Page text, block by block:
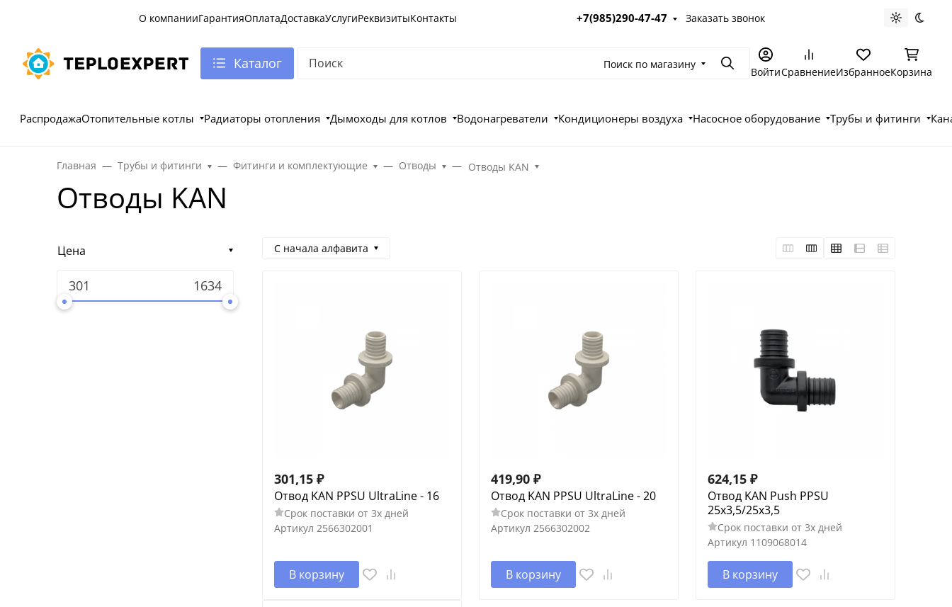
О компанииГарантияОплатаДоставкаУслугиРеквизитыКонтакты +7(985)290-47-47 Заказать звонок Светлая
Каталог Поиск по магазину ПоискВойтиСравнениеИзбранноеКорзина
РаспродажаОтопительные котлы Радиаторы отопления Дымоходы для котлов Водонагреватели Кондиционеры воздуха Насосное оборудование Трубы и фитинги
Главная Трубы и фитинги Фитинги и комплектующие Отводы Отводы KAN
Отводы KAN
Цена С начала алфавита
301,15 ₽
Отвод KAN PPSU UltraLine - 16
Срок поставки от 3х дней
Артикул 2566302001
В корзину
419,90 ₽
Отвод KAN PPSU UltraLine - 20
Срок поставки от 3х дней
Артикул 2566302002
В корзину
624,15 ₽
Отвод KAN Push PPSU
25х3,5/25х3,5
Срок поставки от 3х дней
Артикул 1109068014
В корзину